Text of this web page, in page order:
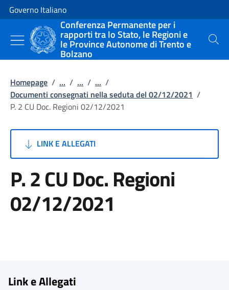
Vai al contenuto
Vai alla navigazione del sito
Governo Italiano
Conferenza Permanente per i
rapporti tra lo Stato, le Regioni e
le Province Autonome di Trento e
Bolzano
Cerca
Homepage / ... / ... / ... /
Documenti consegnati nella seduta del 02/12/2021 /
P. 2 CU Doc. Regioni 02/12/2021
LINK E ALLEGATI
P. 2 CU Doc. Regioni
02/12/2021
Link e Allegati